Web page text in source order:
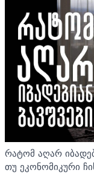
რატომ აღარ
თუ ეკონომიკური